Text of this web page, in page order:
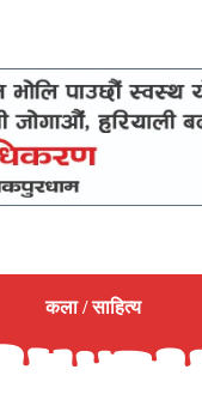
कला / साहित्य